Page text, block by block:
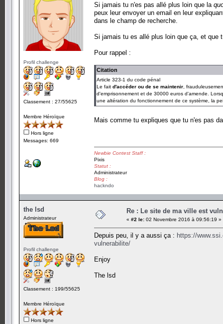
Profil challenge
Classement : 27/55625
Membre Héroïque
Hors ligne
Messages: 669
Si jamais tu n'es pas allé plus loin que la
peux leur envoyer un email en leur
dans le champ de recherche.
Si jamais tu es allé plus loin que ça, et que
Pour rappel :
Citation
Article 323-1 du code pénal
Le fait d'accéder ou de se maintenir ,
d'emprisonnement et de 30000 euros d'amende.
une altération du fonctionnement de ce système, la
Mais comme tu expliques que tu n'es pas
Newbie Contest Staff :
Pixis
Statut :
Administrateur
Blog :
hackndo
the lsd
Administrateur
Profil challenge
Classement : 199/55625
Membre Héroïque
Hors ligne
Re : Le site de ma ville est
« #2 le: 02 Novembre 2016 à 09:56:19 »
Depuis peu, il y a aussi ça : https://
vulnerabilite/
Enjoy
The lsd